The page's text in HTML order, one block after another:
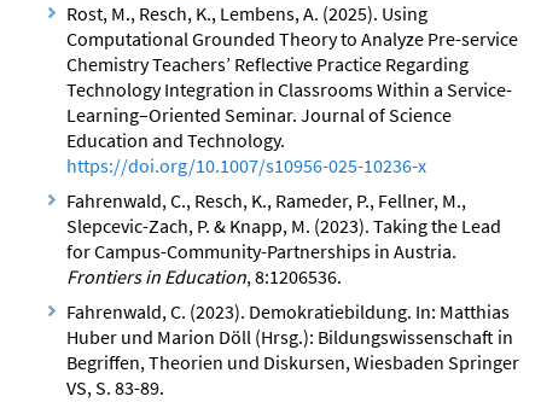
Rost, M., Resch, K., Lembens, A. (2025). Using
Computational Grounded Theory to Analyze Pre-service
Chemistry Teachers’ Reflective Practice Regarding
Technology Integration in Classrooms Within a Service-
Learning–Oriented Seminar. Journal of Science
Education and Technology.
https://doi.org/10.1007/s10956-025-10236-x
Fahrenwald, C., Resch, K., Rameder, P., Fellner, M.,
Slepcevic-Zach, P. & Knapp, M. (2023). Taking the Lead
for Campus-Community-Partnerships in Austria.
Frontiers in Education, 8:1206536.
Fahrenwald, C. (2023). Demokratiebildung. In: Matthias
Huber und Marion Döll (Hrsg.): Bildungswissenschaft in
Begriffen, Theorien und Diskursen, Wiesbaden Springer
VS, S. 83-89.